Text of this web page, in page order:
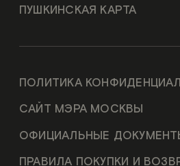
ПУШКИНСКАЯ КАРТА
ПОЛИТИКА
САЙТ МЭРА МОСКВЫ
ОФИЦИАЛЬНЫЕ
ПРАВИЛА ПОКУПКИ И